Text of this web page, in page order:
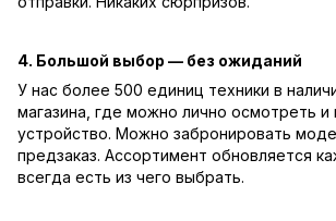
4. Большой выбор — без ожиданий
У нас более 500 единиц техники в
магазина, где можно лично осмотреть и
устройство. Можно забронировать
предзаказ. Ассортимент обновляется
всегда есть из чего выбрать.